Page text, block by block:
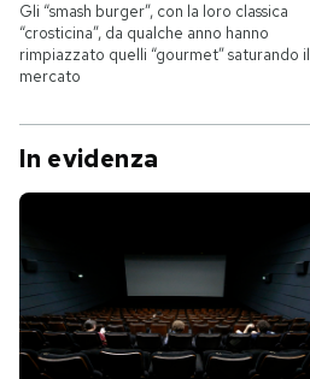
Gli “smash burger”, con la loro classica
“crosticina”, da qualche anno hanno
rimpiazzato quelli “gourmet” saturando il
mercato
In evidenza